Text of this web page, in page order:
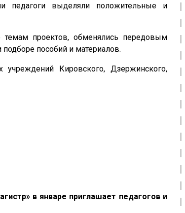
педагоги выделяли положительные и
темам проектов, обменялись передовым
пособий и материалов.
учреждений Кировского, Дзержинского,
в январе приглашает педагогов и